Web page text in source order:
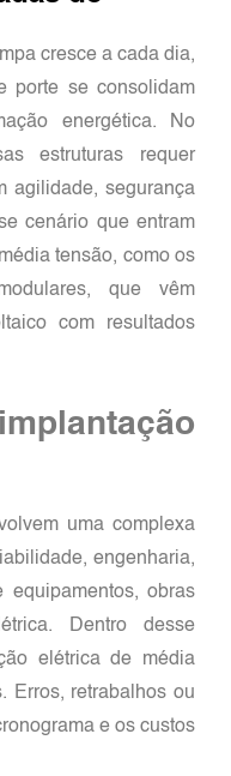
cresce a cada dia,
porte se consolidam
energética. No
estruturas requer
agilidade, segurança
cenário que entram
tensão, como os
que vêm
com resultados
uma complexa
engenharia,
equipamentos, obras
Dentro desse
elétrica de média
Erros, retrabalhos ou
e os custos